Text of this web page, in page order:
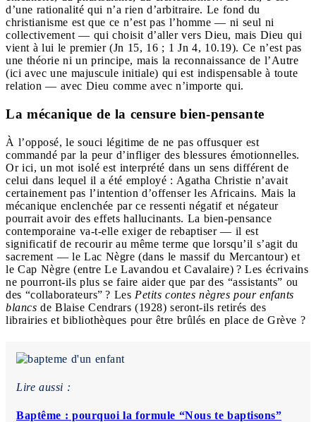
d’une rationalité qui n’a rien d’arbitraire. Le fond du
christianisme est que ce n’est pas l’homme — ni seul ni
collectivement — qui choisit d’aller vers Dieu, mais Dieu qui
vient à lui le premier (Jn 15, 16 ; 1 Jn 4, 10.19). Ce n’est pas
une théorie ni un principe, mais la reconnaissance de l’Autre
(ici avec une majuscule initiale) qui est indispensable à toute
relation — avec Dieu comme avec n’importe qui.
La mécanique de la censure bien-pensante
À l’opposé, le souci légitime de ne pas offusquer est
commandé par la peur d’infliger des blessures émotionnelles.
Or ici, un mot isolé est interprété dans un sens différent de
celui dans lequel il a été employé : Agatha Christie n’avait
certainement pas l’intention d’offenser les Africains. Mais la
mécanique enclenchée par ce ressenti négatif et négateur
pourrait avoir des effets hallucinants. La bien-pensance
contemporaine va-t-elle exiger de rebaptiser — il est
significatif de recourir au même terme que lorsqu’il s’agit du
sacrement — le Lac Nègre (dans le massif du Mercantour) et
le Cap Nègre (entre Le Lavandou et Cavalaire) ? Les écrivains
ne pourront-ils plus se faire aider que par des “assistants” ou
des “collaborateurs” ? Les Petits contes nègres pour enfants
blancs de Blaise Cendrars (1928) seront-ils retirés des
librairies et bibliothèques pour être brûlés en place de Grève ?
Lire aussi :
Baptême : pourquoi la formule “Nous te baptisons”